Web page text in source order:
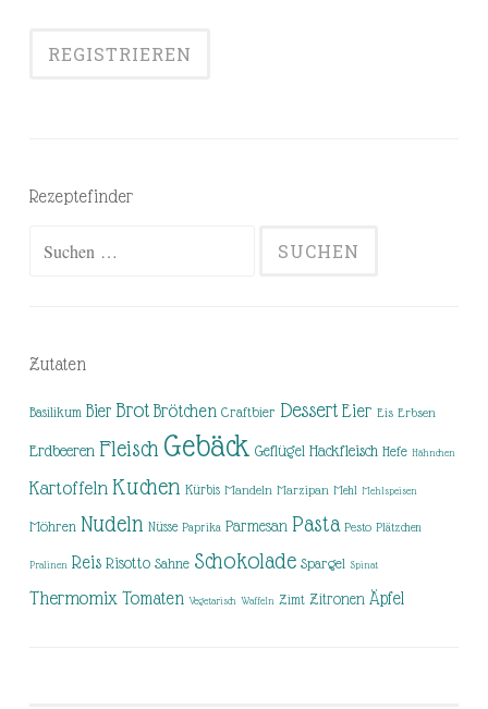
Rezeptefinder
Zutaten
Basilikum Bier Brot Brötchen Craftbier Dessert Eier Eis Erbsen
Erdbeeren Fleisch Gebäck Geflügel Hackfleisch Hefe Hähnchen
Kartoffeln Kuchen Kürbis Mandeln Marzipan Mehl Mehlspeisen
Möhren Nudeln Nüsse Paprika Parmesan Pasta Pesto Plätzchen
Pralinen Reis Risotto Sahne Schokolade Spargel Spinat
Thermomix Tomaten Vegetarisch Waffeln Zimt Zitronen Äpfel